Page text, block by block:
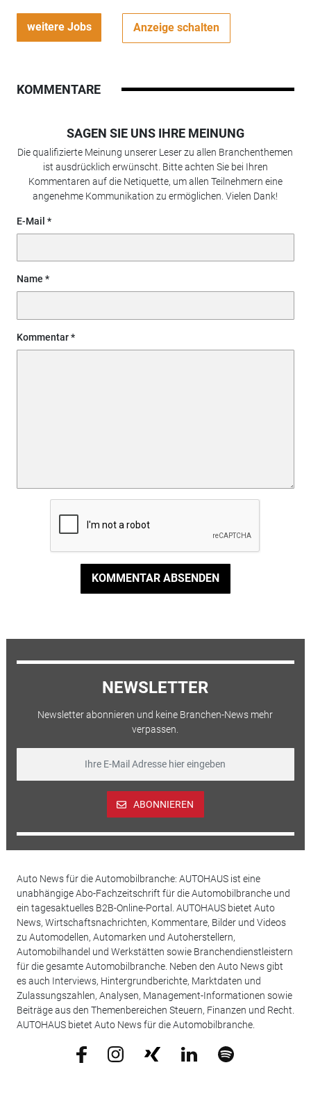
weitere Jobs Anzeige schalten
KOMMENTARE
SAGEN SIE UNS IHRE MEINUNG
Die qualifizierte Meinung unserer Leser zu allen Branchenthemen
ist ausdrücklich erwünscht. Bitte achten Sie bei Ihren
Kommentaren auf die Netiquette, um allen Teilnehmern eine
angenehme Kommunikation zu ermöglichen. Vielen Dank!
E-Mail
Name
Kommentar
KOMMENTAR ABSENDEN
NEWSLETTER
Newsletter abonnieren und keine Branchen-News mehr
verpassen.
ABONNIEREN
Auto News für die Automobilbranche: AUTOHAUS ist eine
unabhängige Abo-Fachzeitschrift für die Automobilbranche und
ein tagesaktuelles B2B-Online-Portal. AUTOHAUS bietet Auto
News, Wirtschaftsnachrichten, Kommentare, Bilder und Videos
zu Automodellen, Automarken und Autoherstellern,
Automobilhandel und Werkstätten sowie Branchendienstleistern
für die gesamte Automobilbranche. Neben den Auto News gibt
es auch Interviews, Hintergrundberichte, Marktdaten und
Zulassungszahlen, Analysen, Management-Informationen sowie
Beiträge aus den Themenbereichen Steuern, Finanzen und Recht.
AUTOHAUS bietet Auto News für die Automobilbranche.